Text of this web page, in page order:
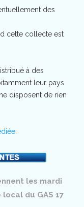
des
cette collecte est
à des
leur pays
disposent de rien
les mardi
du GAS 17